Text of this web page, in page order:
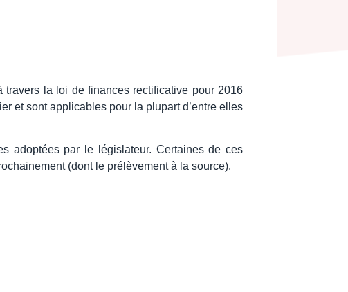
la loi de finances rectificative pour 2016
et sont applicables pour la plupart d’entre elles
adoptées par le législateur. Certaines de ces
(dont le prélèvement à la source).